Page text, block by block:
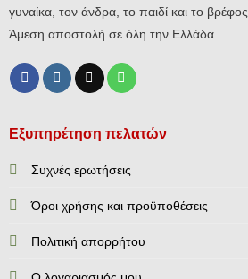
γυναίκα, τον άνδρα, το παιδί και το βρέφος.
Άμεση αποστολή σε όλη την Ελλάδα.
Εξυπηρέτηση πελατών
Συχνές ερωτήσεις
Όροι χρήσης και προϋποθέσεις
Πολιτική απορρήτου